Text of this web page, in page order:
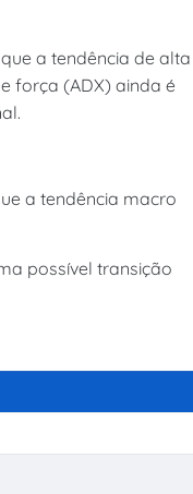
a tendência de alta
força (ADX) ainda é
a tendência macro
possível transição